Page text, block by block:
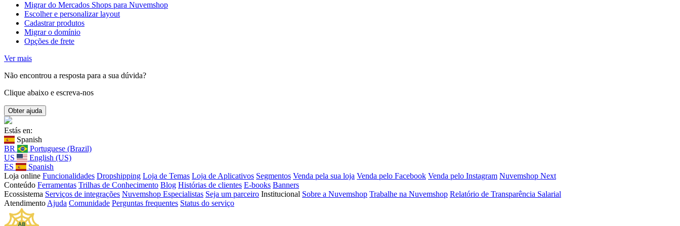
Migrar do Mercados Shops para Nuvemshop
Escolher e personalizar layout
Cadastrar produtos
Migrar o domínio
Opções de frete
Ver mais
Não encontrou a resposta para a sua dúvida?
Clique abaixo e escreva-nos
Estás en:
Spanish
BR
Portuguese (Brazil)
US
English (US)
ES
Spanish
Loja online Funcionalidades Dropshipping Loja de Temas Loja de Aplicativos Segmentos Venda pela sua loja Venda pelo Facebook Venda pelo Instagram Nuvemshop Next
Conteúdo Ferramentas Trilhas de Conhecimento Blog Histórias de clientes E-books Banners
Ecossistema Serviços de integrações Nuvemshop Especialistas Seja um parceiro Institucional Sobre a Nuvemshop Trabalhe na Nuvemshop Relatório de Transparência Salarial
Atendimento Ajuda Comunidade Perguntas frequentes Status do serviço